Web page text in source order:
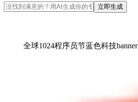
立即生成
全球1024程序员节蓝色科技banner